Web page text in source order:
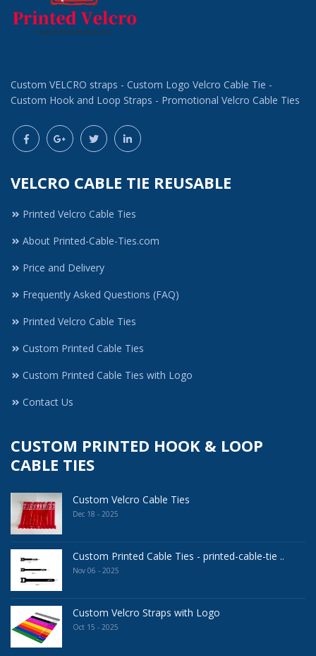
Custom VELCRO straps - Custom Logo Velcro Cable Tie -
Custom Hook and Loop Straps - Promotional Velcro Cable Ties
VELCRO CABLE TIE REUSABLE
Printed Velcro Cable Ties
About Printed-Cable-Ties.com
Price and Delivery
Frequently Asked Questions (FAQ)
Printed Velcro Cable Ties
Custom Printed Cable Ties
Custom Printed Cable Ties with Logo
Contact Us
CUSTOM PRINTED HOOK & LOOP
CABLE TIES
Custom Velcro Cable Ties
Dec 18 - 2025
Custom Printed Cable Ties - printed-cable-tie ..
Nov 06 - 2025
Custom Velcro Straps with Logo
Oct 15 - 2025